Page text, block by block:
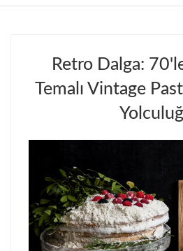
Retro Dalga:
Temalı Vintage